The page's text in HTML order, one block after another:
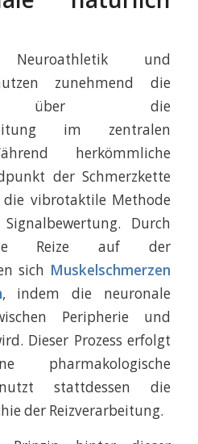
und
zunehmend die
über die
im zentralen
herkömmliche
der Schmerzkette
die vibrotaktile Methode
Durch
Reize auf der
sich Muskelschmerzen
, indem die neuronale
Peripherie und
Dieser Prozess erfolgt
pharmakologische
stattdessen die
der Reizverarbeitung.